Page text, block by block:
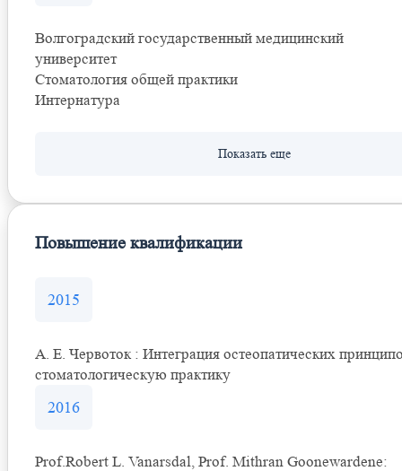
Волгоградский государственный медицинский
университет
Стоматология общей практики
Интернатура
Повышение квалификации
2015
А. Е. Червоток : Интеграция остеопатических
стоматологическую практику
2016
Prof.Robert L. Vanarsdal, Prof. Mithran Goonewardene: